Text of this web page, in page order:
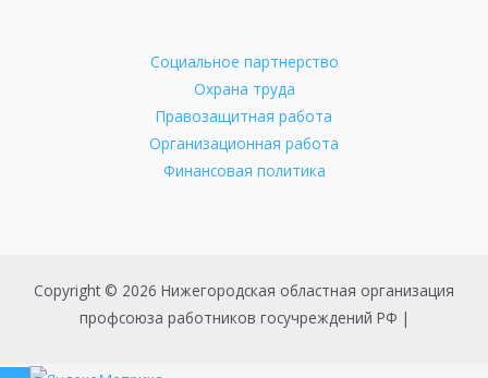
Социальное партнерство
Охрана труда
Правозащитная работа
Организационная работа
Финансовая политика
Copyright © 2026 Нижегородская областная организация
профсоюза работников госучреждений РФ |